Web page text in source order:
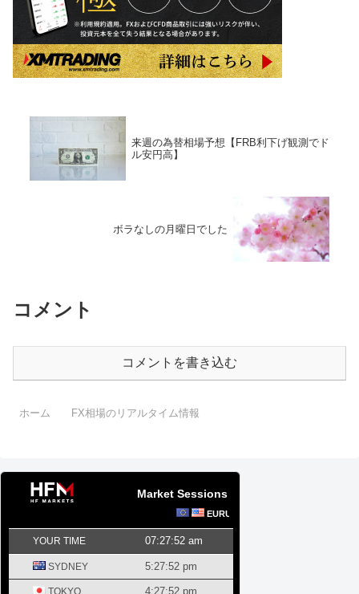
来週の為替相場予想【FRB利下げ観測でド
ル安円高】
ボラなしの月曜日でした
コメント
コメントを書き込む
ホーム FX相場のリアルタイム情報
Market Sessions